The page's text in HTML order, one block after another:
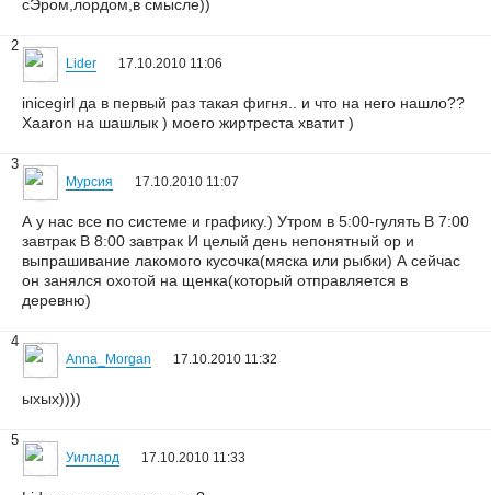
сЭром,лордом,в смысле))
2
Lider 17.10.2010 11:06
inicegirl да в первый раз такая фигня.. и что на него нашло??
Xaaron на шашлык ) моего жиртреста хватит )
3
Мурсия 17.10.2010 11:07
А у нас все по системе и графику.) Утром в 5:00-гулять В 7:00
завтрак В 8:00 завтрак И целый день непонятный ор и
выпрашивание лакомого кусочка(мяска или рыбки) А сейчас
он занялся охотой на щенка(который отправляется в
деревню)
4
Anna_Morgan 17.10.2010 11:32
ыхых))))
5
Уиллард 17.10.2010 11:33